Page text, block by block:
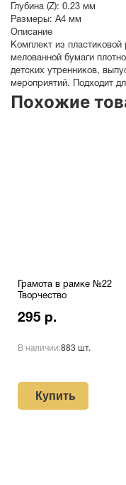
Глубина (Z): 0.23 мм
Размеры: A4 мм
Описание
Комплект из
мелованной бумаги
детских утренников,
мероприятий. Подходит
Похожие
Грамота в рамке №22
Творчество
295 р.
В наличии:883 шт.
Купить